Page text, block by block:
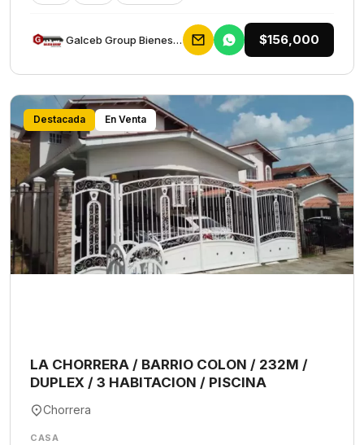
Galceb Group Bienes Raices $156,000
Destacada En Venta
LA CHORRERA / BARRIO COLON / 232M /
DUPLEX / 3 HABITACION / PISCINA
Chorrera
CASA